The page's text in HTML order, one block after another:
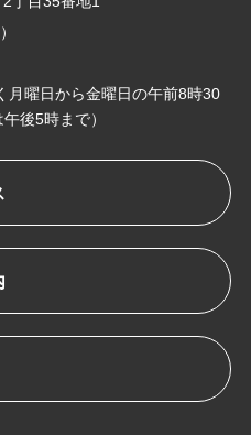
月曜日から金曜日の午前8時30
後5時まで）